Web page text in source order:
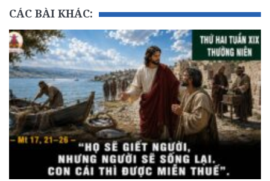
CÁC BÀI KHÁC: